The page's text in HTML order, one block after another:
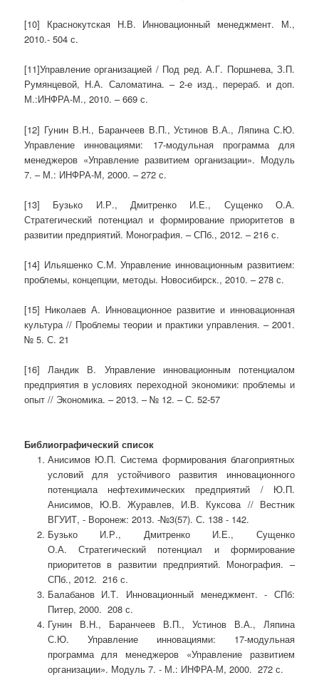
[10] Краснокутская Н.В. Инновационный менеджмент. М.,
2010.- 504 с.
[11]Управление организацией / Под ред. А.Г. Поршнева, З.П.
Румянцевой, Н.А. Саломатина. – 2-е изд., перераб. и доп.
М.:ИНФРА-М., 2010. – 669 с.
[12] Гунин В.Н., Баранчеев В.П., Устинов В.А., Ляпина С.Ю.
Управление инновациями: 17-модульная программа для
менеджеров «Управление развитием организации». Модуль
7. – М.: ИНФРА-М, 2000. – 272 с.
[13] Бузько И.Р., Дмитренко И.Е., Сущенко О.А.
Стратегический потенциал и формирование приоритетов в
развитии предприятий. Монография. – СПб., 2012. – 216 с.
[14] Ильяшенко С.М. Управление инновационным развитием:
проблемы, концепции, методы. Новосибирск., 2010. – 278 с.
[15] Николаев А. Инновационное развитие и инновационная
культура // Проблемы теории и практики управления. – 2001.
№ 5. С. 21
[16] Ландик В. Управление инновационным потенциалом
предприятия в условиях переходной экономики: проблемы и
опыт // Экономика. – 2013. – № 12. – С. 52-57
Библиографический список
Анисимов Ю.П. Система формирования благоприятных
условий для устойчивого развития инновационного
потенциала нефтехимических предприятий / Ю.П.
Анисимов, Ю.В. Журавлев, И.В. Куксова // Вестник
ВГУИТ, - Воронеж: 2013. -№3(57). С. 138 - 142.
Бузько И.Р., Дмитренко И.Е., Сущенко
О.А. Стратегический потенциал и формирование
приоритетов в развитии предприятий. Монография. –
СПб., 2012. 216 с.
Балабанов И.Т. Инновационный ме­неджмент. - СПб:
Питер, 2000. 208 с.
Гунин В.Н., Баранчеев В.П., Устинов В.А., Ляпина
С.Ю. Управление инновациями: 17-модульная
программа для менеджеров «Управление развитием
организации». Модуль 7. - М.: ИНФРА-М, 2000. 272 с.